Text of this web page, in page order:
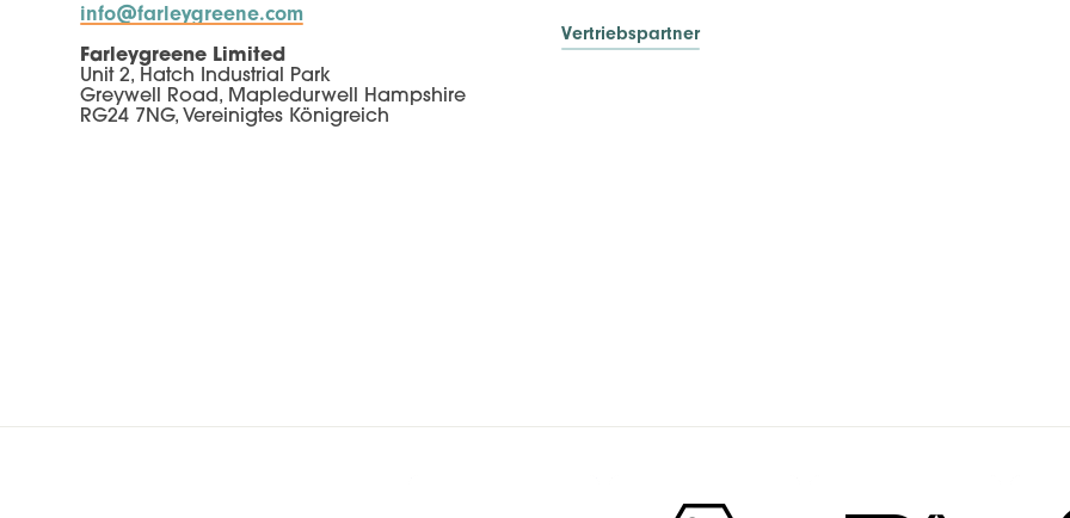
info@farleygreene.com
Farleygreene Limited
Unit 2, Hatch Industrial Park
Greywell Road, Mapledurwell Hampshire
RG24 7NG, Vereinigtes Königreich
Vertriebspartner